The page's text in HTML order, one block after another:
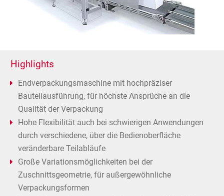
Highlights
Endverpackungsmaschine mit hochpräziser
Bauteilausführung, für höchste Ansprüche an die
Qualität der Verpackung
Hohe Flexibilität auch bei schwierigen Anwendungen
durch verschiedene, über die Bedienoberfläche
veränderbare Teilabläufe
Große Variationsmöglichkeiten bei der
Zuschnittsgeometrie, für außergewöhnliche
Verpackungsformen